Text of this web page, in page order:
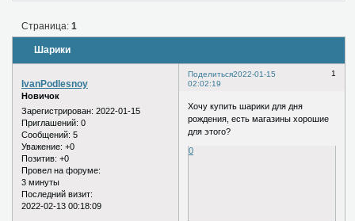
Шарики
Страница:1
Поделиться 1
2022-01-15
02:02:19
IvanPodlesnoy
Новичок
Зарегистрирован: 2022-01-15
Приглашений: 0
Сообщений: 5
Уважение: +0
Позитив: +0
Провел на форуме:
3 минуты
Последний визит:
2022-02-13 00:18:09
Хочу купить шарики для дня
рождения, есть магазины хорошие
для этого?
0